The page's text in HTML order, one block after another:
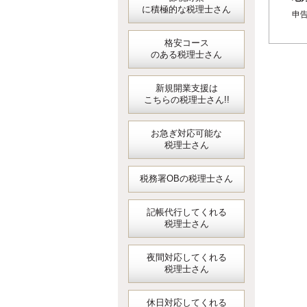
に積極的な税理士さん
格安コース
のある税理士さん
新規開業支援は
こちらの税理士さん!!
お急ぎ対応可能な
税理士さん
税務署OBの税理士さん
記帳代行してくれる
税理士さん
夜間対応してくれる
税理士さん
休日対応してくれる
申